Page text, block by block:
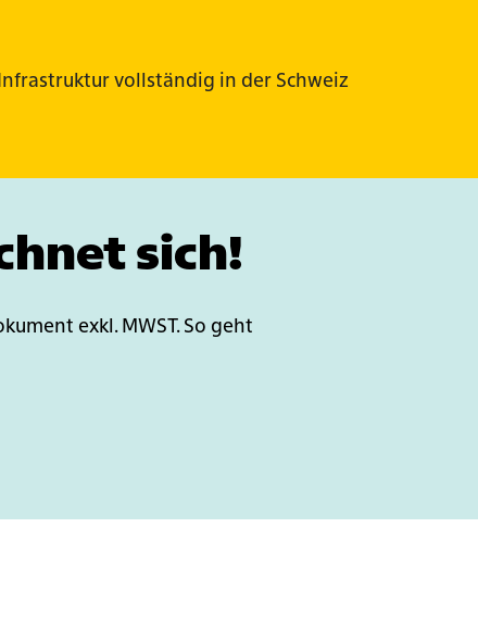
Infrastruktur vollständig in der Schweiz
sich!
exkl. MWST. So geht